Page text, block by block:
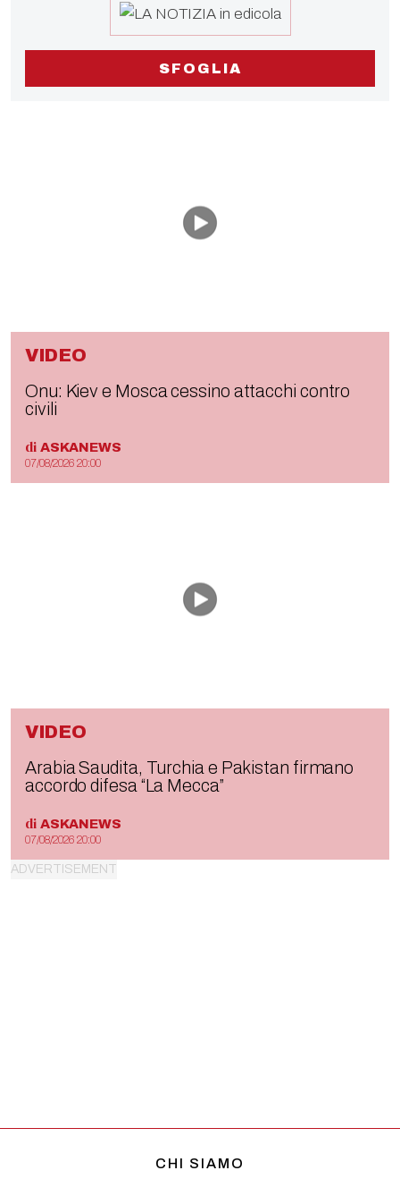
SFOGLIA
VIDEO
Onu: Kiev e Mosca cessino attacchi contro
civili
di ASKANEWS
07/08/2026 20:00
VIDEO
Arabia Saudita, Turchia e Pakistan firmano
accordo difesa “La Mecca”
di ASKANEWS
07/08/2026 20:00
CHI SIAMO